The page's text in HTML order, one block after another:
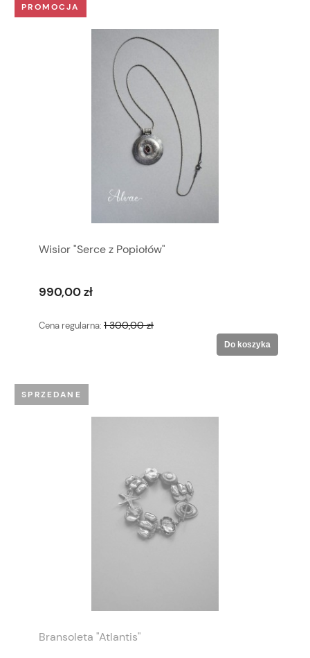
Wisior "Serce z Popiołów"
990,00 zł
Cena regularna: 1 300,00 zł
Do koszyka
PROMOCJA
Bransoleta "Atlantis"
SPRZEDANE